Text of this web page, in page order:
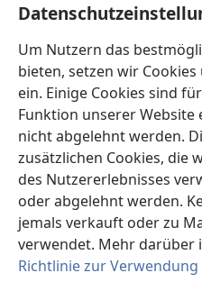
Um Nutzern das
bieten, setzen wir
ein. Einige Cookies sind
Funktion unserer
nicht abgelehnt werden.
zusätzlichen Cookies, die
des Nutzererlebnisses
oder abgelehnt werden.
jemals verkauft oder zu
verwendet. Mehr darüber
Richtlinie zur
im Haus Jehovas. 20
den Aussatz an seiner
von dort hinaus. Er eilte
hatte ihn bestraft.
21 König Usịja litt bis
und wohnte in einem
durfte das Haus Jehovas
Sohn Jọtham hatte die
des Königs und sprach für
Recht. f
22 Alles Weitere über